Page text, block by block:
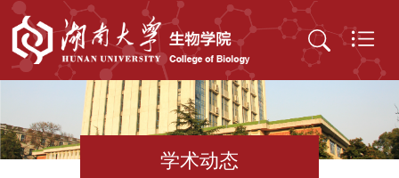
学术动态